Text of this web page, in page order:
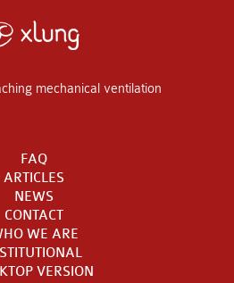
mechanical ventilation
FAQ
ARTICLES
NEWS
CONTACT
WE ARE
VERSION